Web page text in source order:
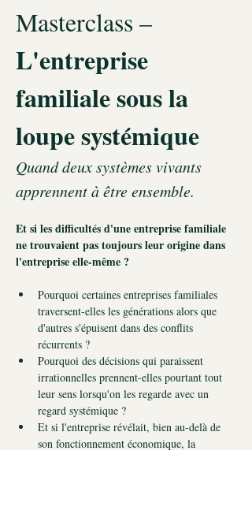
Masterclass –
L'entreprise
familiale sous la
loupe systémique
Quand deux systèmes vivants
apprennent à être ensemble.
Et si les difficultés d'une entreprise familiale
ne trouvaient pas toujours leur origine dans
l'entreprise elle-même ?
Pourquoi certaines entreprises familiales
traversent-elles les générations alors que
d'autres s'épuisent dans des conflits
récurrents ?
Pourquoi des décisions qui paraissent
irrationnelles prennent-elles pourtant tout
leur sens lorsqu'on les regarde avec un
regard systémique ?
Et si l'entreprise révélait, bien au-delà de
son fonctionnement économique, la